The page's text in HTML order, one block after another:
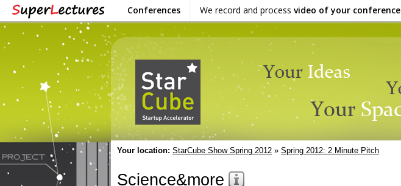
Conferences We record and process video of your conference
Your location: StarCube Show Spring 2012 » Spring 2012: 2 Minute Pitch
Science&more